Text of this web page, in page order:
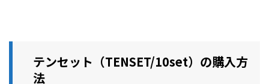
テンセット（TENSET/10set）の購入方
法